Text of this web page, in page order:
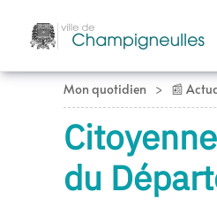
Accéder au contenu principal
Mon quotidien 📰
du